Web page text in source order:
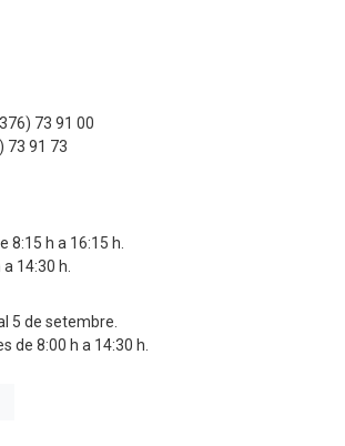
73 91 00
73 91 73
8:15 h a 16:15 h.
14:30 h.
5 de setembre.
de 8:00 h a 14:30 h.